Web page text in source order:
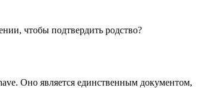
чтобы подтвердить родство?
Оно является единственным документом,